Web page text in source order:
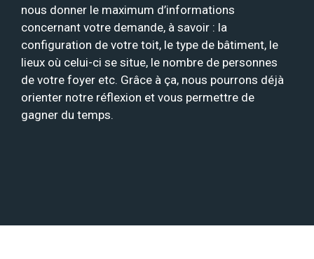
nous donner le maximum d’informations
concernant votre demande, à savoir : la
configuration de votre toit, le type de bâtiment, le
lieux où celui-ci se situe, le nombre de personnes
de votre foyer etc. Grâce à ça, nous pourrons déjà
orienter notre réflexion et vous permettre de
gagner du temps.